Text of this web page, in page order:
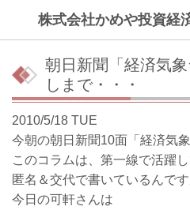
株式会社かめや投資経
朝日新聞「経済気
しまで・・・
2010/5/18 TUE
今朝の朝日新聞10面「経済気
このコラムは、第一線で活躍
匿名＆交代で書いているんです
今日の可軒さんは